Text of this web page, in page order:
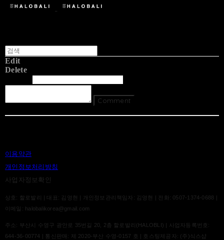
Edit
Delete
Comment
이용약관
개인정보처리방침
사업자정보확인
상호: 할로발리 | 대표: 김영현 | 개인정보관리책임자: 김영현 | 전화: 0507-1374-0688 |
이메일: halobalikorea@gmail.com
주소: 부산시 수영구 광안로 35번길 20, 2층 할로발리(HALOBLI) | 사업자등록번호:
644-36-00774 | 통신판매: 제 2020-부산 수영-0157 호 | 호스팅제공자: (주)식스샵